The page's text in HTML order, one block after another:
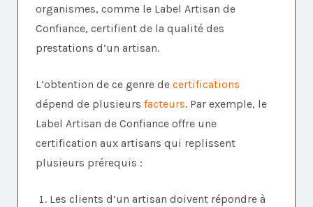
organismes, comme le Label Artisan de
Confiance, certifient de la qualité des
prestations d’un artisan.
L’obtention de ce genre de certifications
dépend de plusieurs facteurs. Par exemple, le
Label Artisan de Confiance offre une
certification aux artisans qui replissent
plusieurs prérequis :
Les clients d’un artisan doivent répondre à